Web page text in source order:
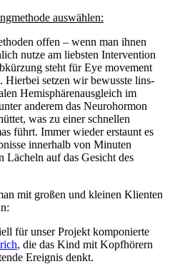
auswählen:
offen – wenn man ihnen
nutze am liebsten Intervention
steht für Eye movement
Hierbei setzen wir bewusste lins-
Hemisphärenausgleich im
anderem das Neurohormon
was zu einer schnellen
führt. Immer wieder erstaunt es
innerhalb von Minuten
Lächeln auf das Gesicht des
mit großen und kleinen Klienten
für unser Projekt komponierte
, die das Kind mit Kopfhörern
Ereignis denkt.